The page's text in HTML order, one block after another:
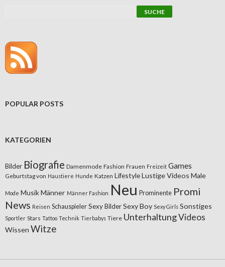
POPULAR POSTS
KATEGORIEN
Bilder Biografie Damenmode Fashion Frauen Freizeit Games
Geburtstag von Haustiere Hunde Katzen LifestyleLustige Videos Male
Mode MusikMänner Männer Fashion Neu Prominente Promi
News Reisen Schauspieler Sexy BilderSexy Boy Sexy Girls Sonstiges
Sportler Stars Tattoo Technik Tierbabys Tiere UnterhaltungVideos
Wissen Witze